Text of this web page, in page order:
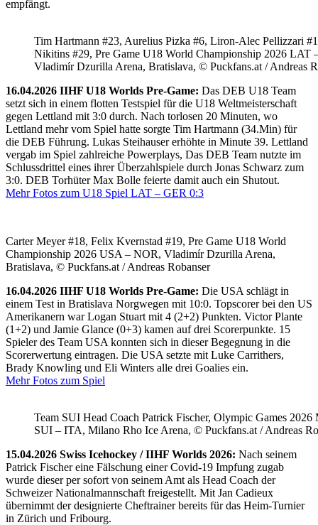
empfängt.
Tim Hartmann #23, Aurelius Pizka #6, Liron-Alec Pellizzari
Nikitins #29, Pre Game U18 World Championship 2026 LAT
Vladimír Dzurilla Arena, Bratislava, © Puckfans.at / Andreas
16.04.2026 IIHF U18 Worlds Pre-Game: Das DEB U18 Team
setzt sich in einem flotten Testspiel für die U18 Weltmeisterschaft
gegen Lettland mit 3:0 durch. Nach torlosen 20 Minuten, wo
Lettland mehr vom Spiel hatte sorgte Tim Hartmann (34.Min) für
die DEB Führung. Lukas Steihauser erhöhte in Minute 39. Lettland
vergab im Spiel zahlreiche Powerplays, Das DEB Team nutzte im
Schlussdrittel eines ihrer Überzahlspiele durch Jonas Schwarz zum
3:0. DEB Torhüter Max Bolle feierte damit auch ein Shutout.
Mehr Fotos zum U18 Spiel LAT – GER 0:3
Carter Meyer #18, Felix Kvernstad #19, Pre Game U18 World
Championship 2026 USA – NOR, Vladimír Dzurilla Arena,
Bratislava, © Puckfans.at / Andreas Robanser
16.04.2026 IIHF U18 Worlds Pre-Game: Die USA schlägt in
einem Test in Bratislava Norgwegen mit 10:0. Topscorer bei den US
Amerikanern war Logan Stuart mit 4 (2+2) Punkten. Victor Plante
(1+2) und Jamie Glance (0+3) kamen auf drei Scorerpunkte. 15
Spieler des Team USA konnten sich in dieser Begegnung in die
Scorerwertung eintragen. Die USA setzte mit Luke Carrithers,
Brady Knowling und Eli Winters alle drei Goalies ein.
Mehr Fotos zum Spiel
Team SUI Head Coach Patrick Fischer, Olympic Games 2026
SUI – ITA, Milano Rho Ice Arena, © Puckfans.at / Andreas
15.04.2026 Swiss Icehockey / IIHF Worlds 2026: Nach seinem
Patrick Fischer eine Fälschung einer Covid-19 Impfung zugab
wurde dieser per sofort von seinem Amt als Head Coach der
Schweizer Nationalmannschaft freigestellt. Mit Jan Cadieux
übernimmt der designierte Cheftrainer bereits für das Heim-Turnier
in Zürich und Fribourg.